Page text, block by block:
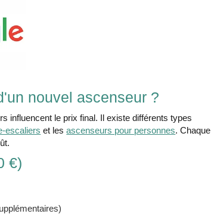
nouvel ascenseur ?
influencent le prix final. Il existe différents types
escaliers et lesascenseurs pour personnes. Chaque
€)